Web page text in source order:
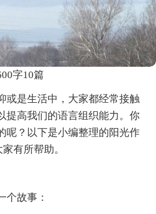
字10篇
或是生活中，大家都经常接触
提高我们的语言组织能力。你
呢？以下是小编整理的阳光作
有所帮助。
个故事：